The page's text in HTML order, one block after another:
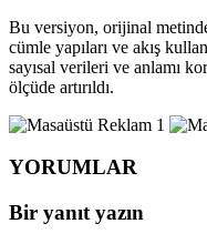
Bu versiyon, orijinal
cümle yapıları ve akış
sayısal verileri ve anlamı
ölçüde artırıldı.
YORUMLAR
Bir yanıt yazın